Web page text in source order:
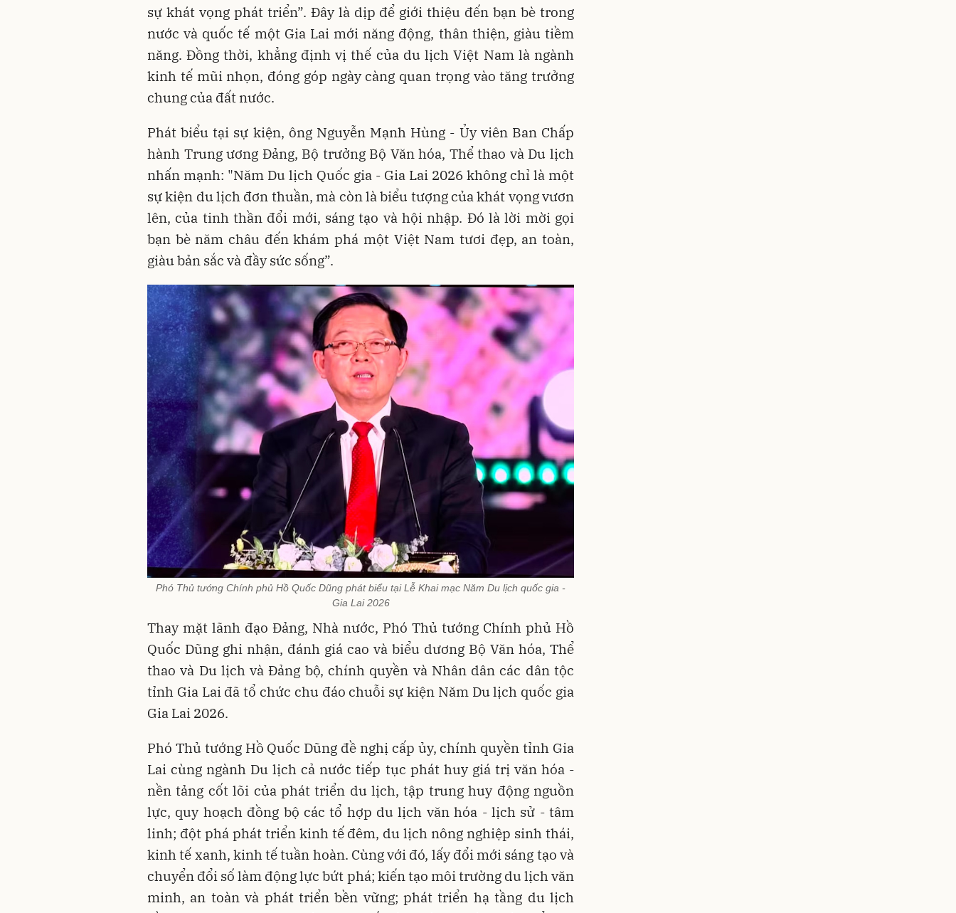
sự khát vọng phát triển”. Đây là dịp để giới thiệu đến bạn bè trong
nước và quốc tế một Gia Lai mới năng động, thân thiện, giàu tiềm
năng. Đồng thời, khẳng định vị thế của du lịch Việt Nam là ngành
kinh tế mũi nhọn, đóng góp ngày càng quan trọng vào tăng trưởng
chung của đất nước.
Phát biểu tại sự kiện, ông Nguyễn Mạnh Hùng - Ủy viên Ban Chấp
hành Trung ương Đảng, Bộ trưởng Bộ Văn hóa, Thể thao và Du lịch
nhấn mạnh: "Năm Du lịch Quốc gia - Gia Lai 2026 không chỉ là một
sự kiện du lịch đơn thuần, mà còn là biểu tượng của khát vọng vươn
lên, của tinh thần đổi mới, sáng tạo và hội nhập. Đó là lời mời gọi
bạn bè năm châu đến khám phá một Việt Nam tươi đẹp, an toàn,
giàu bản sắc và đầy sức sống”.
Phó Thủ tướng Chính phủ Hồ Quốc Dũng phát biểu tại Lễ Khai mạc Năm Du lịch quốc gia -
Gia Lai 2026
Thay mặt lãnh đạo Đảng, Nhà nước, Phó Thủ tướng Chính phủ Hồ
Quốc Dũng ghi nhận, đánh giá cao và biểu dương Bộ Văn hóa, Thể
thao và Du lịch và Đảng bộ, chính quyền và Nhân dân các dân tộc
tỉnh Gia Lai đã tổ chức chu đáo chuỗi sự kiện Năm Du lịch quốc gia
Gia Lai 2026.
Phó Thủ tướng Hồ Quốc Dũng đề nghị cấp ủy, chính quyền tỉnh Gia
Lai cùng ngành Du lịch cả nước tiếp tục phát huy giá trị văn hóa -
nền tảng cốt lõi của phát triển du lịch, tập trung huy động nguồn
lực, quy hoạch đồng bộ các tổ hợp du lịch văn hóa - lịch sử - tâm
linh; đột phá phát triển kinh tế đêm, du lịch nông nghiệp sinh thái,
kinh tế xanh, kinh tế tuần hoàn. Cùng với đó, lấy đổi mới sáng tạo và
chuyển đổi số làm động lực bứt phá; kiến tạo môi trường du lịch văn
minh, an toàn và phát triển bền vững; phát triển hạ tầng du lịch